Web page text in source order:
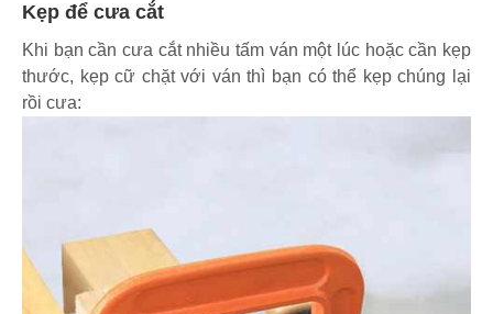
Kẹp để cưa cắt
Khi bạn cần cưa cắt nhiều tấm ván một lúc hoặc cần kẹp
thước, kẹp cữ chặt với ván thì bạn có thể kẹp chúng lại
rồi cưa: